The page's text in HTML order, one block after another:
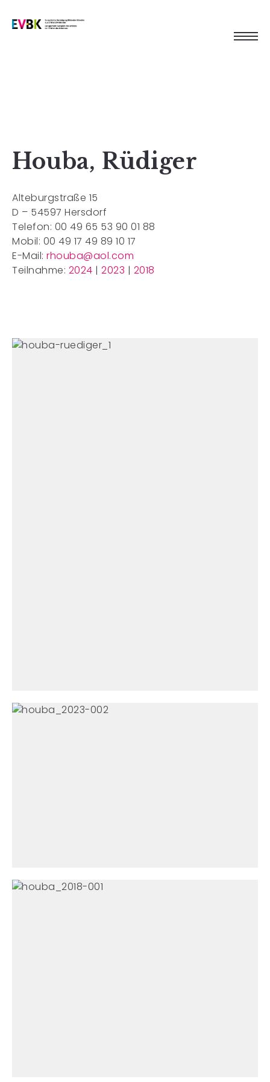
Houba, Rüdiger
Alteburgstraße 15
D – 54597 Hersdorf
Telefon: 00 49 65 53 90 01 88
Mobil: 00 49 17 49 89 10 17
E-Mail: rhouba@aol.com
Teilnahme: 2024 | 2023 | 2018